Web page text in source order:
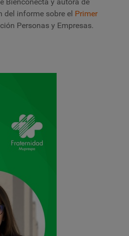
del informe sobre el Primer
Personas y Empresas.